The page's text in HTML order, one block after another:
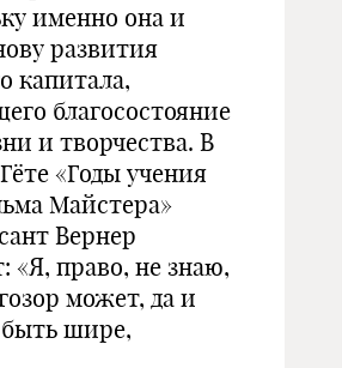
именно она и
развития
капитала,
благосостояние
и творчества. В
«Годы учения
Майстера»
Вернер
«Я, право, не знаю,
может, да и
шире,